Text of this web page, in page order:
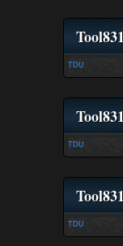
TDU
TDU
TDU